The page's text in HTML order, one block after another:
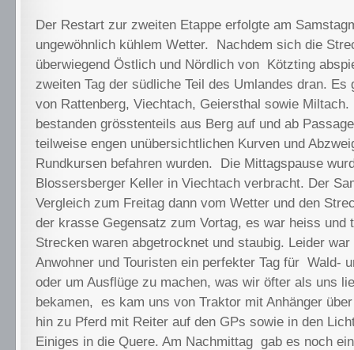
Der Restart zur zweiten Etappe erfolgte am
ungewöhnlich kühlem Wetter. Nachdem sich die
überwiegend Östlich und Nördlich von Kötzting
zweiten Tag der südliche Teil des Umlandes dran. Es
von Rattenberg, Viechtach, Geiersthal sowie Miltach.
bestanden grösstenteils aus Berg auf und ab
teilweise engen unübersichtlichen Kurven und
Rundkursen befahren wurden. Die Mittagspause
Blossersberger Keller in Viechtach verbracht. Der
Vergleich zum Freitag dann vom Wetter und den
der krasse Gegensatz zum Vortag, es war heiss und
Strecken waren abgetrocknet und staubig. Leider
Anwohner und Touristen ein perfekter Tag für Wald-
oder um Ausflüge zu machen, was wir öfter als uns
bekamen, es kam uns von Traktor mit Anhänger
hin zu Pferd mit Reiter auf den GPs sowie in den
Einiges in die Quere. Am Nachmittag gab es noch